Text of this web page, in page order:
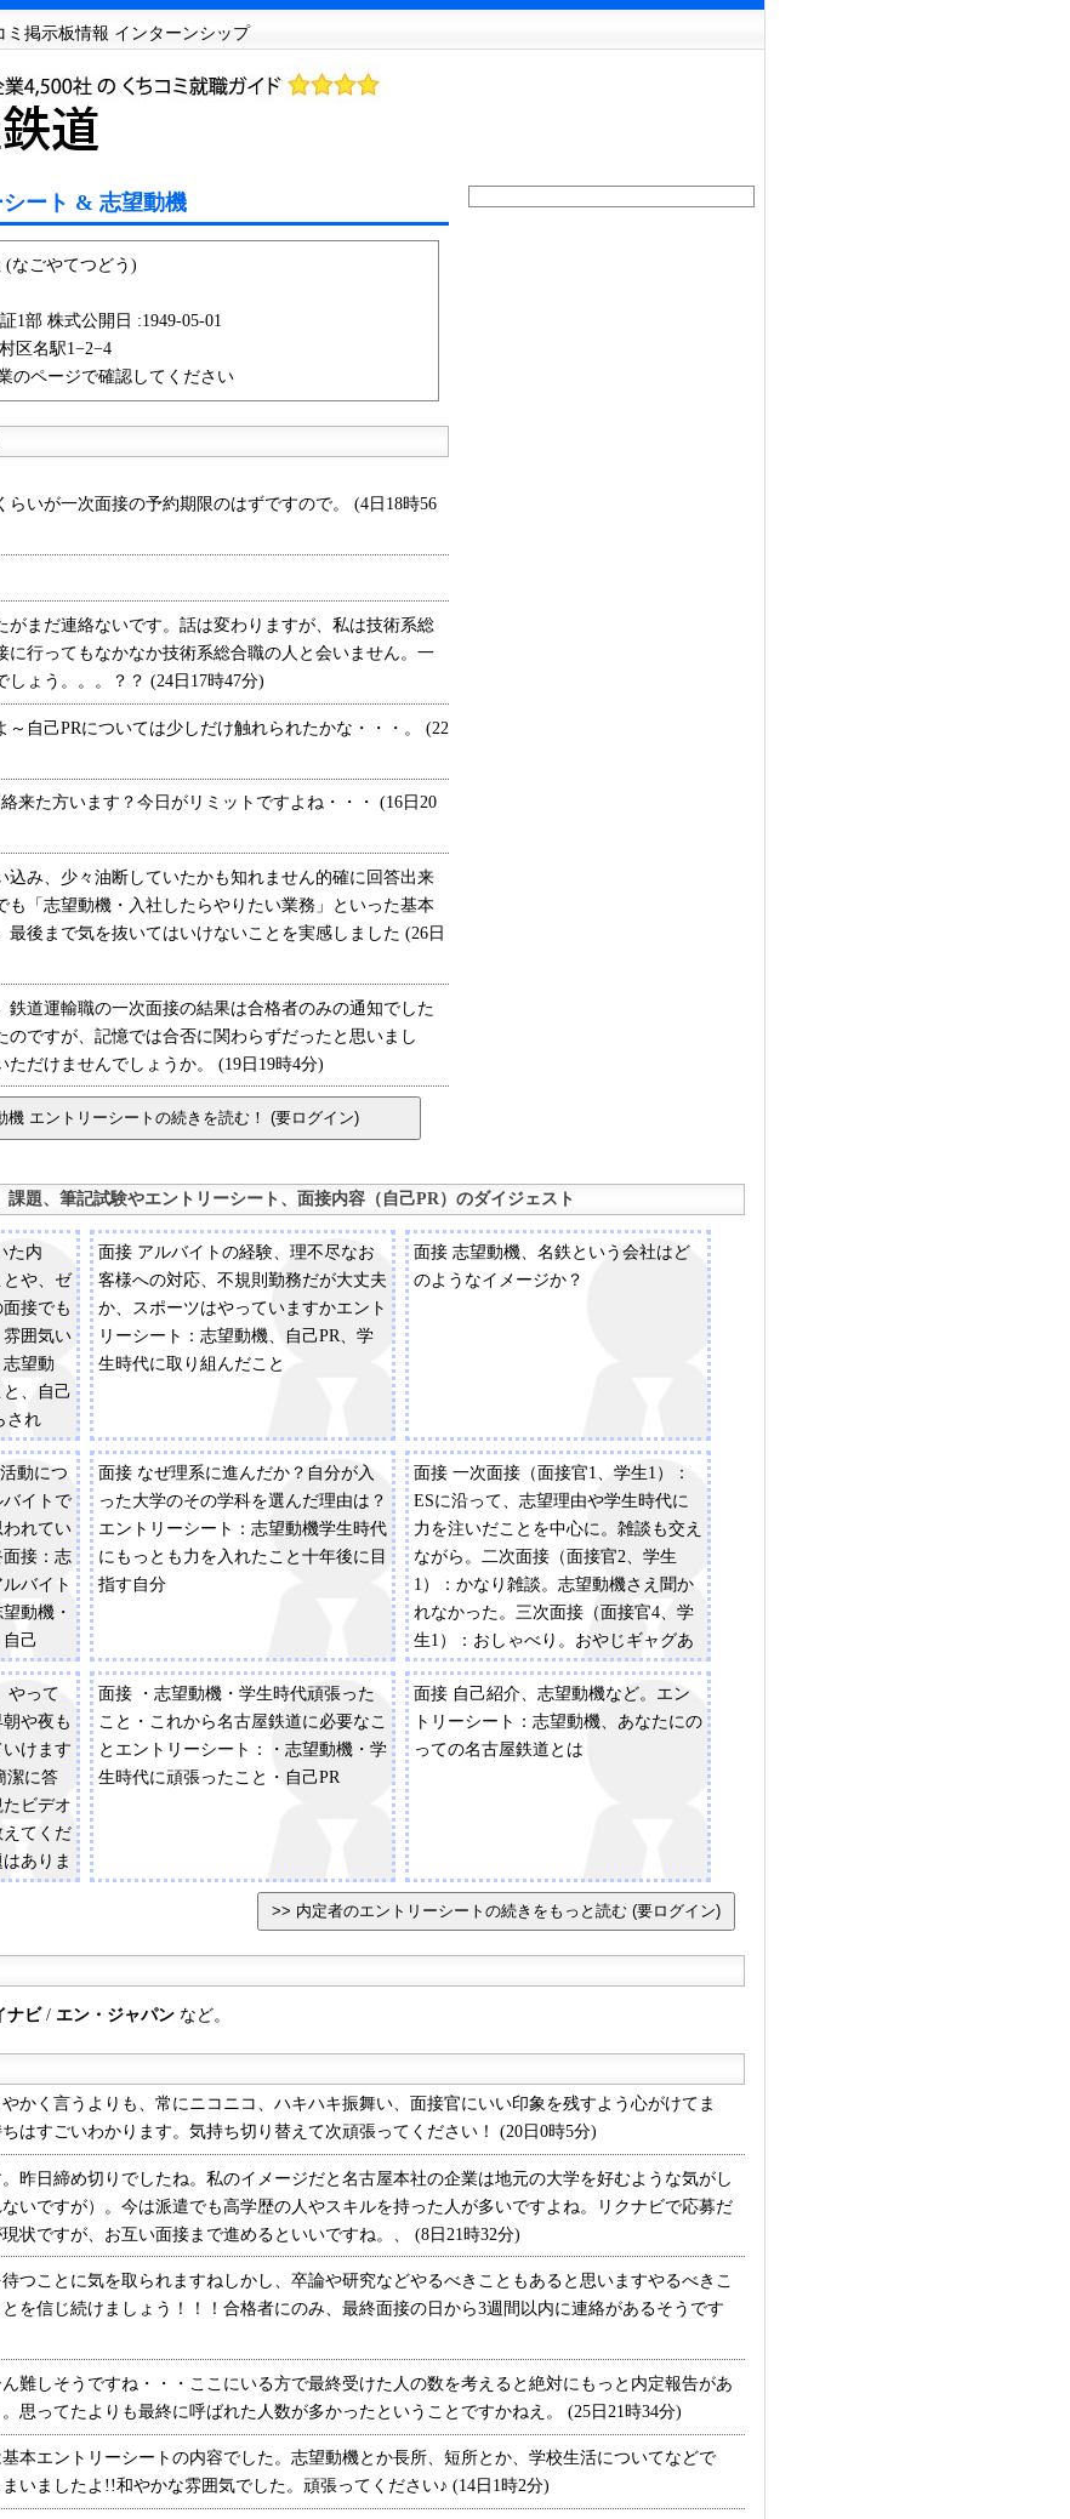
掲示板情報 インターンシップ
ート & 志望動機
(なごやてつどう)
1部 株式公開日 :1949-05-01
区名駅1−2−4
のページで確認してください
いが一次面接の予約期限のはずですので。 (4日18時56
まだ連絡ないです。話は変わりますが、私は技術系総
に行ってもなかなか技術系総合職の人と会いません。一
ょう。。。？？ (24日17時47分)
自己PRについては少しだけ触れられたかな・・・。 (22
来た方います？今日がリミットですよね・・・ (16日20
み、少々油断していたかも知れません的確に回答出来
も「志望動機・入社したらやりたい業務」といった基本
後まで気を抜いてはいけないことを実感しました (26日
道運輸職の一次面接の結果は合格者のみの通知でした
のですが、記憶では合否に関わらずだったと思いまし
だけませんでしょうか。 (19日19時4分)
題、筆記試験やエントリーシート、面接内容（自己PR）のダイジェスト
た内
や、ゼ
接でも
囲気い
望動
、自己
され
でし
面接 アルバイトの経験、理不尽なお
客様への対応、不規則勤務だが大丈夫
か、スポーツはやっていますかエント
リーシート：志望動機、自己PR、学
生時代に取り組んだこと
面接 志望動機、名鉄という会社はど
のようなイメージか？
動につ
イトで
れてい
接：志
バイト
動機・
己
記入。
面接 なぜ理系に進んだか？自分が入
った大学のその学科を選んだ理由は？
エントリーシート：志望動機学生時代
にもっとも力を入れたこと十年後に目
指す自分
面接 一次面接（面接官1、学生1）：
ESに沿って、志望理由や学生時代に
力を注いだことを中心に。雑談も交え
ながら。二次面接（面接官2、学生
1）：かなり雑談。志望動機さえ聞か
れなかった。三次面接（面接官4、学
生1）：おしゃべり。おやじギャグあ
り。エントリーシート：説明会にて、
その場で記入。記入事項（志望理由、
学生時代に力を入れたこと、10年後に
目指す自分の姿）は事前に通知
やって
や夜も
けます
潔に答
ビデオ
てくだ
ありま
面接 ・志望動機・学生時代頑張った
こと・これから名古屋鉄道に必要なこ
とエントリーシート：・志望動機・学
生時代に頑張ったこと・自己PR
面接 自己紹介、志望動機など。エン
トリーシート：志望動機、あなたにの
っての名古屋鉄道とは
ナビ/ エン・ジャパン など。
かく言うよりも、常にニコニコ、ハキハキ振舞い、面接官にいい印象を残すよう心がけてま
はすごいわかります。気持ち切り替えて次頑張ってください！ (20日0時5分)
昨日締め切りでしたね。私のイメージだと名古屋本社の企業は地元の大学を好むような気がし
いですが）。今は派遣でも高学歴の人やスキルを持った人が多いですよね。リクナビで応募だ
状ですが、お互い面接まで進めるといいですね。、 (8日21時32分)
つことに気を取られますねしかし、卒論や研究などやるべきこともあると思いますやるべきこ
を信じ続けましょう！！！合格者にのみ、最終面接の日から3週間以内に連絡があるそうです
難しそうですね・・・ここにいる方で最終受けた人の数を考えると絶対にもっと内定報告があ
思ってたよりも最終に呼ばれた人数が多かったということですかねえ。 (25日21時34分)
本エントリーシートの内容でした。志望動機とか長所、短所とか、学校生活についてなどで
いましたよ!!和やかな雰囲気でした。頑張ってください♪ (14日1時2分)